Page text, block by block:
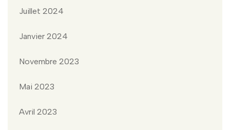
Juillet 2024
Janvier 2024
Novembre 2023
Mai 2023
Avril 2023